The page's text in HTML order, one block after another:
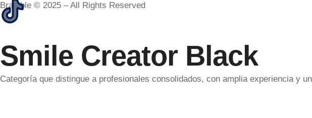
Bramble © 2025 – All Rights Reserved
Smile Creator Black
Categoría que distingue a profesionales consolidados, con amplia experiencia y